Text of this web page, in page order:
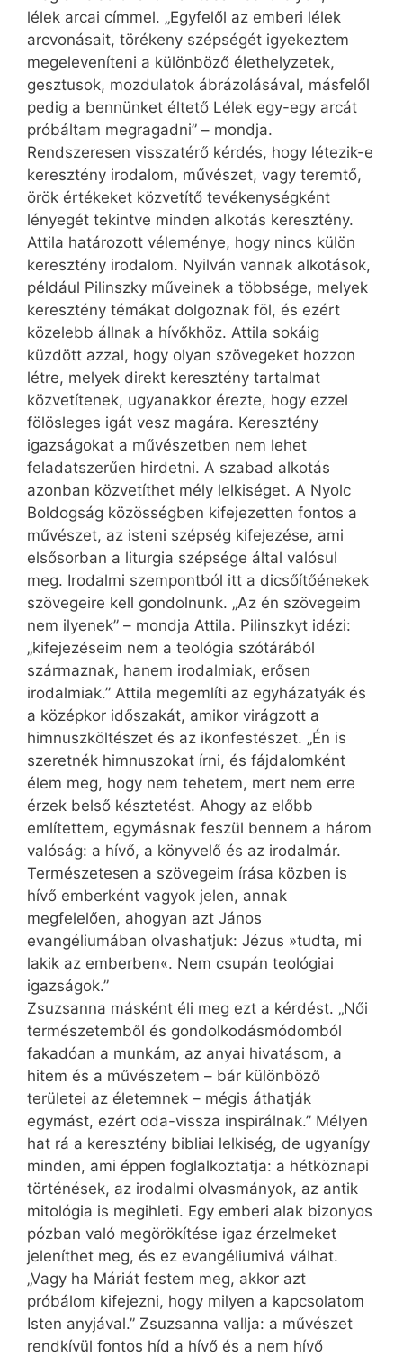
lélek arcai címmel. „Egyfelől az emberi lélek
arcvonásait, törékeny szépségét igyekeztem
megeleveníteni a különböző élethelyzetek,
gesztusok, mozdulatok ábrázolásával, másfelől
pedig a bennünket éltető Lélek egy-egy arcát
próbáltam megragadni” – mondja.
Rendszeresen visszatérő kérdés, hogy létezik-e
keresztény irodalom, művészet, vagy teremtő,
örök értékeket közvetítő tevékenységként
lényegét tekintve minden alkotás keresztény.
Attila határozott véleménye, hogy nincs külön
keresztény irodalom. Nyilván vannak alkotások,
például Pilinszky műveinek a többsége, melyek
keresztény témákat dolgoznak föl, és ezért
közelebb állnak a hívőkhöz. Attila sokáig
küzdött azzal, hogy olyan szövegeket hozzon
létre, melyek direkt keresztény tartalmat
közvetítenek, ugyanakkor érezte, hogy ezzel
fölösleges igát vesz magára. Keresztény
igazságokat a művészetben nem lehet
feladatszerűen hirdetni. A szabad alkotás
azonban közvetíthet mély lelkiséget. A Nyolc
Boldogság közösségben kifejezetten fontos a
művészet, az isteni szépség kifejezése, ami
elsősorban a liturgia szépsége által valósul
meg. Irodalmi szempontból itt a dicsőítőénekek
szövegeire kell gondolnunk. „Az én szövegeim
nem ilyenek” – mondja Attila. Pilinszkyt idézi:
„kifejezéseim nem a teológia szótárából
származnak, hanem irodalmiak, erősen
irodalmiak.” Attila megemlíti az egyházatyák és
a középkor időszakát, amikor virágzott a
himnuszköltészet és az ikonfestészet. „Én is
szeretnék himnuszokat írni, és fájdalomként
élem meg, hogy nem tehetem, mert nem erre
érzek belső késztetést. Ahogy az előbb
említettem, egymásnak feszül bennem a három
valóság: a hívő, a könyvelő és az irodalmár.
Természetesen a szövegeim írása közben is
hívő emberként vagyok jelen, annak
megfelelően, ahogyan azt János
evangéliumában olvashatjuk: Jézus »tudta, mi
lakik az emberben«. Nem csupán teológiai
igazságok.”
Zsuzsanna másként éli meg ezt a kérdést. „Női
természetemből és gondolkodásmódomból
fakadóan a munkám, az anyai hivatásom, a
hitem és a művészetem – bár különböző
területei az életemnek – mégis áthatják
egymást, ezért oda-vissza inspirálnak.” Mélyen
hat rá a keresztény bibliai lelkiség, de ugyanígy
minden, ami éppen foglalkoztatja: a hétköznapi
történések, az irodalmi olvasmányok, az antik
mitológia is megihleti. Egy emberi alak bizonyos
pózban való megörökítése igaz érzelmeket
jeleníthet meg, és ez evangéliumivá válhat.
„Vagy ha Máriát festem meg, akkor azt
próbálom kifejezni, hogy milyen a kapcsolatom
Isten anyjával.” Zsuzsanna vallja: a művészet
rendkívül fontos híd a hívő és a nem hívő